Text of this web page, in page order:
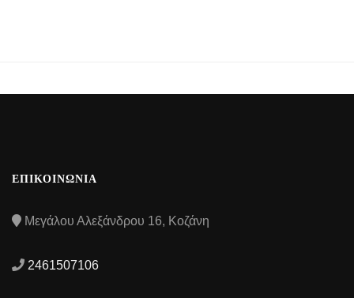
ΕΠΙΚΟΙΝΩΝΙΑ
Μεγάλου Αλεξάνδρου 16, Κοζάνη
2461507106